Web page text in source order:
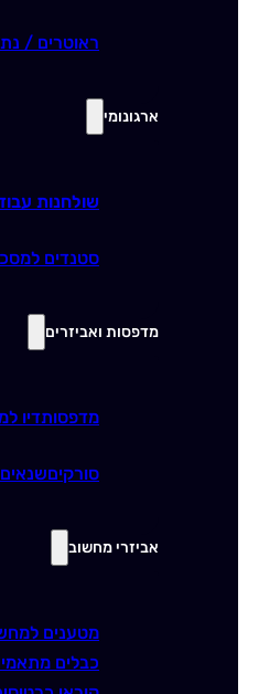
ראוטרים /
ארגונומי
שולחנות
סטנדים
מדפסות ואביזרים
מדפסותדיו
סורקים
אביזרי מחשוב
מטענים
כבלים